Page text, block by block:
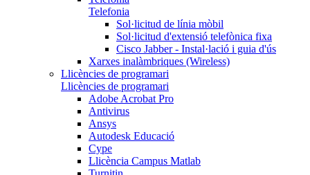
Telefonia
Sol·licitud de línia mòbil
Sol·licitud d'extensió telefònica fixa
Cisco Jabber - Instal·lació i guia d'ús
Xarxes inalàmbriques (Wireless)
Llicències de programari
Llicències de programari
Adobe Acrobat Pro
Antivirus
Ansys
Autodesk Educació
Cype
Llicència Campus Matlab